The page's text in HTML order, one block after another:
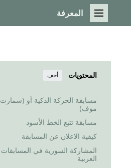
القائمة الرئيسية
المعرفة
المحتويات أخف
مسابقة الحركة الذكية أو (سمارت
موف)
مسابقة تتبع الخط الأسود
كيفية الاعلان عن المسابقة
المشاركة السورية في المسابقات
العربية